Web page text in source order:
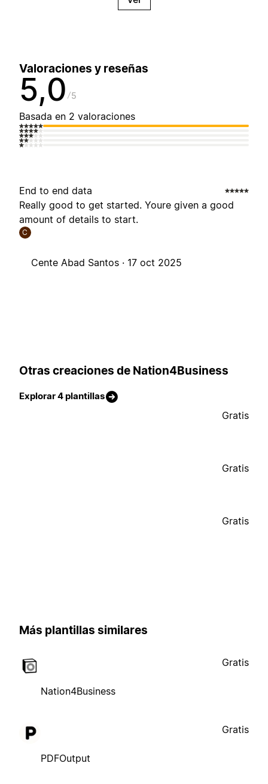
Valoraciones y reseñas
5,0 5
Basada en 2 valoraciones
End to end data
Really good to get started. Youre given a good
amount of details to start.
C
Cente Abad Santos · 17 oct 2025
Otras creaciones de Nation4Business
Explorar 4 plantillas
Gratis
Gratis
Gratis
Más plantillas similares
Nation4Business
Gratis
PDFOutput
Gratis